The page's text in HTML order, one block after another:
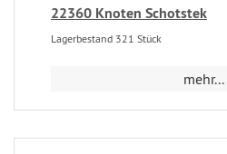
22360 Knoten Schotstek
Lagerbestand 321 Stück
mehr...